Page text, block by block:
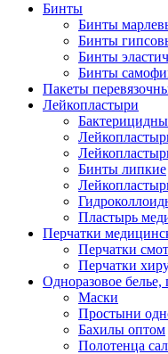
Бинты
Бинты
Бинты
Бинты
Бинты
Пакеты
Лейкопластыри
Бинты липкие
Пластырь
Перчатки
Перчатки
Перчатки
Одноразовое белье,
Маски
Простыни
Бахилы оптом
Полотенца